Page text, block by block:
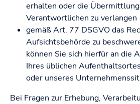
erhalten oder die
Verantwortlichen zu verlangen
gemäß Art. 77 DSGVO das
Aufsichtsbehörde zu
können Sie sich hierfür an die
Ihres üblichen
oder unseres
Bei Fragen zur Erhebung,